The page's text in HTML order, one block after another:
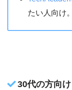
たい人向け
30代の方向け